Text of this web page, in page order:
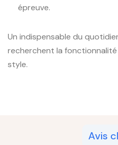
épreuve.
Un indispensable du
recherchent la
style.
Avis